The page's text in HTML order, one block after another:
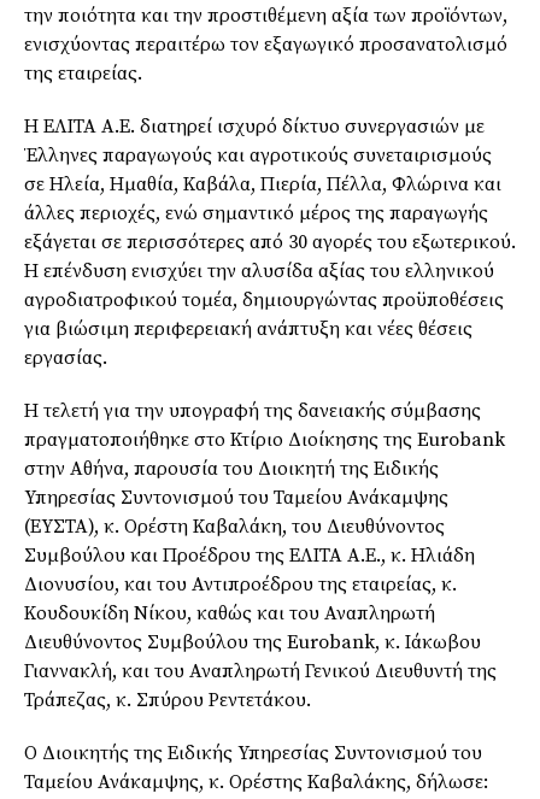
την ποιότητα και την προστιθέμενη αξία των προϊόντων,
ενισχύοντας περαιτέρω τον εξαγωγικό προσανατολισμό
της εταιρείας.
Η ΕΛΙΤΑ Α.Ε. διατηρεί ισχυρό δίκτυο συνεργασιών με
Έλληνες παραγωγούς και αγροτικούς συνεταιρισμούς
σε Ηλεία, Ημαθία, Καβάλα, Πιερία, Πέλλα, Φλώρινα και
άλλες περιοχές, ενώ σημαντικό μέρος της παραγωγής
εξάγεται σε περισσότερες από 30 αγορές του εξωτερικού.
Η επένδυση ενισχύει την αλυσίδα αξίας του ελληνικού
αγροδιατροφικού τομέα, δημιουργώντας προϋποθέσεις
για βιώσιμη περιφερειακή ανάπτυξη και νέες θέσεις
εργασίας.
Η τελετή για την υπογραφή της δανειακής σύμβασης
πραγματοποιήθηκε στο Κτίριο Διοίκησης της Eurobank
στην Αθήνα, παρουσία του Διοικητή της Ειδικής
Υπηρεσίας Συντονισμού του Ταμείου Ανάκαμψης
(ΕΥΣΤΑ), κ. Ορέστη Καβαλάκη, του Διευθύνοντος
Συμβούλου και Προέδρου της ΕΛΙΤΑ Α.Ε., κ. Ηλιάδη
Διονυσίου, και του Αντιπροέδρου της εταιρείας, κ.
Κουδουκίδη Νίκου, καθώς και του Αναπληρωτή
Διευθύνοντος Συμβούλου της Eurobank, κ. Ιάκωβου
Γιαννακλή, και του Αναπληρωτή Γενικού Διευθυντή της
Τράπεζας, κ. Σπύρου Ρεντετάκου.
Ο Διοικητής της Ειδικής Υπηρεσίας Συντονισμού του
Ταμείου Ανάκαμψης, κ. Ορέστης Καβαλάκης, δήλωσε: